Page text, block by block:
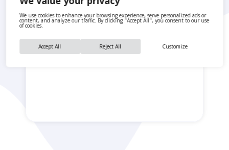
We use cookies to enhance your browsing experience, serve personalized ads or
content, and analyze our traffic. By clicking "Accept All", you consent to our use
of cookies.
Customize
Reject All
Accept All